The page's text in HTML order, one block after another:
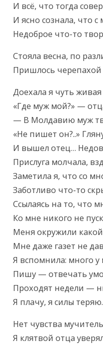
И всё, что тогда
И ясно сознала, что
Недоброе что-то
Стояла весна, по
Пришлось черепахой
Доехала я чуть
«Где муж мой?» —
— В Молдавию муж
«Не пишет он?..»
И вышел отец…
Прислуга молчала,
Заметила я, что со
Заботливо что-то
Ссылаясь на то, что
Ко мне никого не
Меня окружили
Мне даже газет не
Я вспомнила: много
Пишу — отвечать
Проходят недели —
Я плачу, я силы
Нет чувства
Я клятвой отца